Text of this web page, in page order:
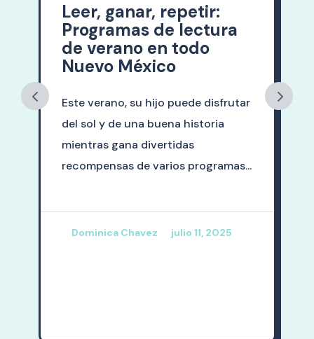
Leer, ganar, repetir:
Programas de lectura
de verano en todo
Nuevo México
Este verano, su hijo puede disfrutar
del sol y de una buena historia
mientras gana divertidas
recompensas de varios programas...
Dominica Chavez julio 11, 2025